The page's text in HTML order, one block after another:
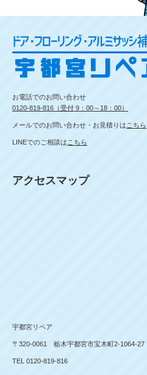
お電話でのお問い合わせ
0120-819-816（受付 9：00～18：00）
メールでのお問い合わせ・お見積りは こちら
LINEでのご相談は こちら
アクセスマップ
宇都宮リペア
〒320-0061 栃木宇都宮市宝木町2-1064-27
TEL 0120-819-816